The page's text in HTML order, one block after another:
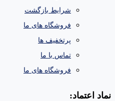
شرایط بازگشت
فروشگاه های ما
پرتخفیف ها
تماس با ما
فروشگاه های ما
نماد اعتماد: